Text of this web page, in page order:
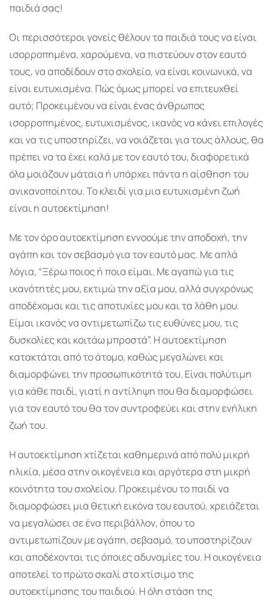
παιδιά σας!
Οι περισσότεροι γονείς θέλουν τα παιδιά τους να είναι
ισορροπημένα, χαρούμενα, να πιστεύουν στον εαυτό
τους, να αποδίδουν στο σχολείο, να είναι κοινωνικά, να
είναι ευτυχισμένα. Πώς όμως μπορεί να επιτευχθεί
αυτό; Προκειμένου να είναι ένας άνθρωπος
ισορροπημένος, ευτυχισμένος, ικανός να κάνει επιλογές
και να τις υποστηρίζει, να νοιάζεται για τους άλλους, θα
πρέπει να τα έχει καλά με τον εαυτό του, διαφορετικά
όλα μοιάζουν μάταια ή υπάρχει πάντα η αίσθηση του
ανικανοποίητου. Το κλειδί για μια ευτυχισμένη ζωή
είναι η αυτοεκτίμηση!
Με τον όρο αυτοεκτίμηση εννοούμε την αποδοχή, την
αγάπη και τον σεβασμό για τον εαυτό μας. Με απλά
λόγια, “Ξέρω ποιος ή ποια είμαι. Με αγαπώ για τις
ικανότητές μου, εκτιμώ την αξία μου, αλλά συγχρόνως
αποδέχομαι και τις αποτυχίες μου και τα λάθη μου.
Είμαι ικανός να αντιμετωπίζω τις ευθύνες μου, τις
δυσκολίες και κοιτάω μπροστά”. Η αυτοεκτίμηση
κατακτάται από το άτομο, καθώς μεγαλώνει και
διαμορφώνει την προσωπικότητά του. Είναι πολύτιμη
για κάθε παιδί, γιατί η αντίληψη που θα διαμορφώσει
για τον εαυτό του θα τον συντροφεύει και στην ενήλικη
ζωή του.
Η αυτοεκτίμηση χτίζεται καθημερινά από πολύ μικρή
ηλικία, μέσα στην οικογένεια και αργότερα στη μικρή
κοινότητα του σχολείου. Προκειμένου το παιδί να
διαμορφώσει μια θετική εικόνα του εαυτού, χρειάζεται
να μεγαλώσει σε ένα περιβάλλον, όπου το
αντιμετωπίζουν με αγάπη, σεβασμό, το υποστηρίζουν
και αποδέχονται τις όποιες αδυναμίες του. Η οικογένεια
αποτελεί το πρώτο σκαλί στο χτίσιμο της
αυτοεκτίμησης του παιδιού. Η όλη στάση της